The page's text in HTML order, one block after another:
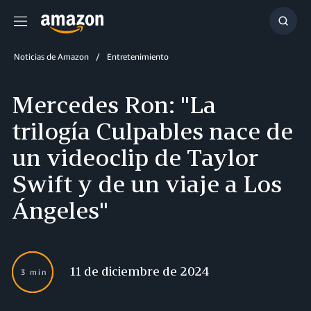
Menú
Noticias de Amazon Entretenimiento
Mercedes Ron: "La
trilogía Culpables nace de
un videoclip de Taylor
Swift y de un viaje a Los
Ángeles"
3 min 11 de diciembre de 2024